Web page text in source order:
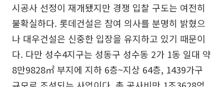
시공사 선정이 재개됐지만 경쟁 입찰 구도는 여전히
불확실하다. 롯데건설은 참여 의사를 분명히 밝혔으
나 대우건설은 신중한 입장을 유지하고 있기 때문이
다. 다만 성수4지구는 성동구 성수동 2가 1동 일대 약
8만9828㎡ 부지에 지하 6층~지상 64층, 1439가구